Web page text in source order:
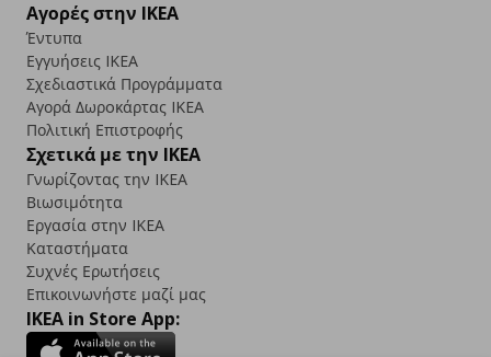
Αγορές στην IKEA
Έντυπα
Εγγυήσεις IKEA
Σχεδιαστικά Προγράμματα
Αγορά Δωρoκάρτας IKEA
Πολιτική Επιστροφής
Σχετικά με την IKEA
Γνωρίζοντας την IKEA
Βιωσιμότητα
Εργασία στην IKEA
Καταστήματα
Συχνές Ερωτήσεις
Επικοινωνήστε μαζί μας
IKEA in Store App: